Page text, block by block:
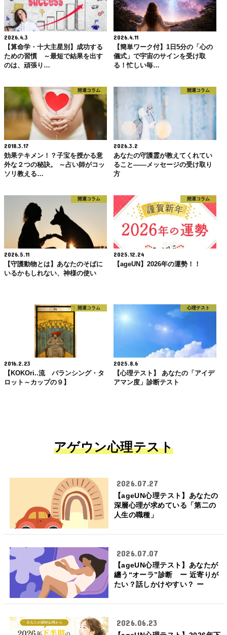
2026.4.3
【算命学・十大主星別】成功する
ための習慣 ～最短で結果を出す
のは、頑張り…
2026.4.11
【簡単ワーク付】1日5分の「心の
儀式」で宇宙のサインを受け取
る！忙しい毎…
開運コラム
2018.3.17
効果テキメン！？子宝を授かる意
外な２つの秘訣。 ～占い師がコッ
ソリ教える…
開運コラム
2026.3.2
あなたの守護霊が教えてくれてい
ること――メッセージの受け取り
方
開運コラム
2026.5.11
【守護動物とは】あなたのそばに
いるかもしれない、神様の使い
開運コラム
2025.12.24
【ageUN】2026年の運勢！！
開運コラム
2016.2.23
【KOKOri..流 バランシング・タ
ロット～カップの９】
心理テスト
2025.8.6
【心理テスト】 あなたの「アイデ
アマン度」診断テスト
アゲウン心理テスト
2026.07.27
【ageUN心理テスト】あなたの
深層心理が求めている「第二の
人生の職種」
2026.07.07
【ageUN心理テスト】あなたが
纏う“オーラ”診断 ー 近寄りが
たい？話しかけやすい？ ー
2026.06.23